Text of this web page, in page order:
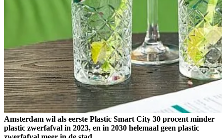
Amsterdam wil als eerste Plastic Smart City 30 procent minder
plastic zwerfafval in 2023, en in 2030 helemaal geen plastic